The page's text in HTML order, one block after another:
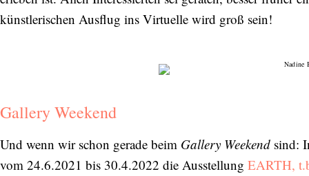
künstlerischen Ausflug ins Virtuelle wird groß sein!
Gallery Weekend
Und wenn wir schon gerade beim Gallery Weekend sind:
vom 24.6.2021 bis 30.4.2022 die Ausstellung EARTH,
Orte, handverlesene Geheimtipps und
einzigartige Reisen.
Bitte schicken Sie mir bis zum Widerruf meiner
Einwilligung den Newsletter mit Informationen zu
zur Kenntnis genommen und akzeptiere diese.